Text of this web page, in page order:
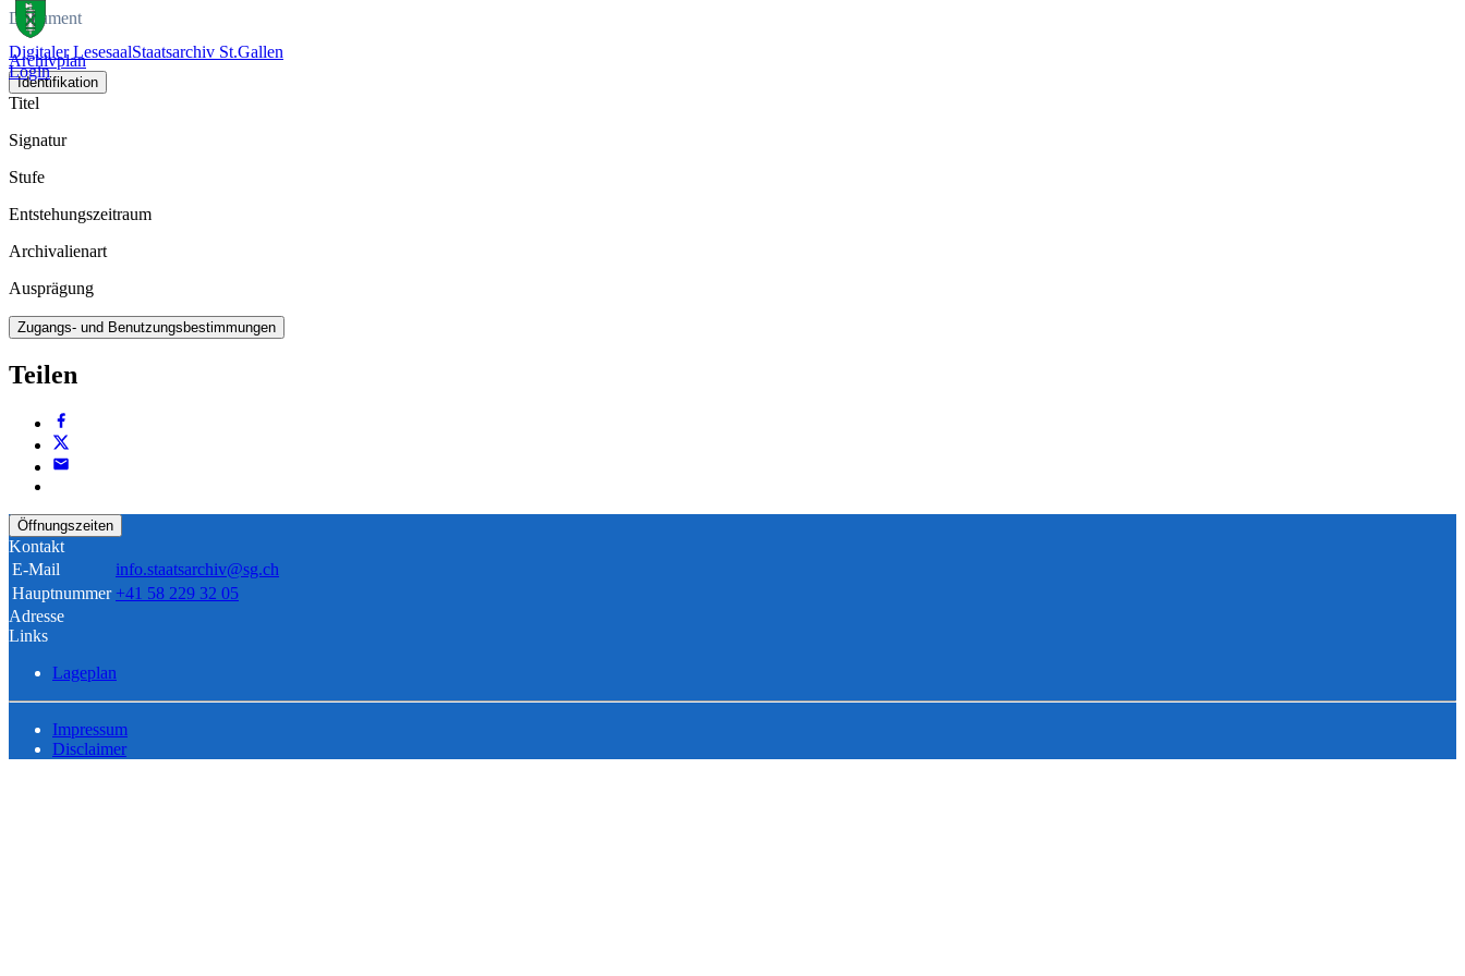
Digitaler LesesaalStaatsarchiv St.Gallen
Login
Dokument
Archivplan
Identifikation
Titel
Signatur
Stufe
Entstehungszeitraum
Archivalienart
Ausprägung
Zugangs- und Benutzungsbestimmungen
Teilen
Öffnungszeiten
Kontakt
E-Mail
info.staatsarchiv@sg.ch
Hauptnummer +41 58 229 32 05
Adresse
Links
Lageplan
Impressum
Disclaimer